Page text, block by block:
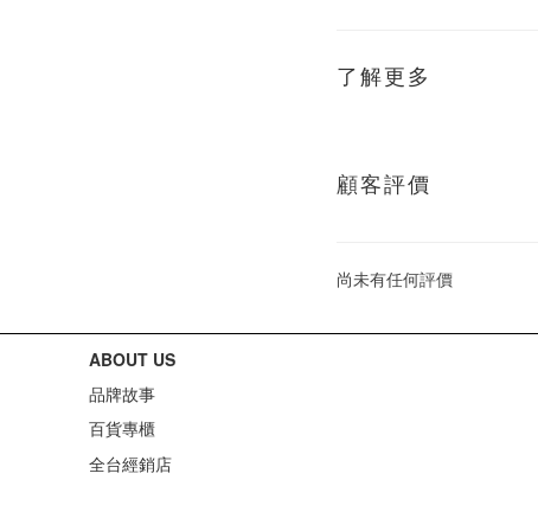
了解更多
顧客評價
尚未有任何評價
ABOUT US
品牌故事
百貨專櫃
全台經銷店